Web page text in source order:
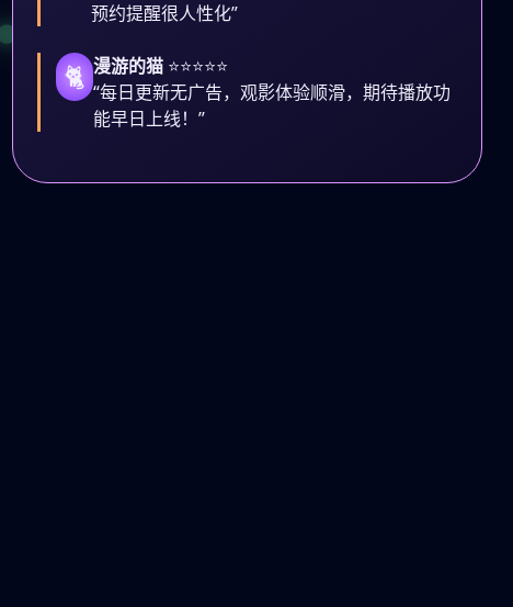
预约提醒很人性化”
🐈 漫游的猫⭐⭐⭐⭐⭐
“每日更新无广告，观影体验顺滑，期待播放功
能早日上线！”